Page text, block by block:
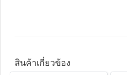
สินค้าเกี่ยวข้อง